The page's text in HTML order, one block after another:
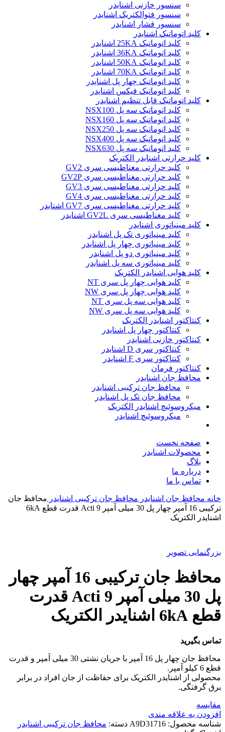
سنسور خازنی اشنایدر
سنسور فتوالکتریک اشنایدر
سنسور فشار اشنایدر
کلید اتوماتیک اشنایدر
کلید اتوماتیک 25KA اشنایدر
کلید اتوماتیک 36KA اشنایدر
کلید اتوماتیک 50KA اشنایدر
کلید اتوماتیک 70KA اشنایدر
کلید اتوماتیک چهار پل اشنایدر
کلید اتوماتیک فیکس اشنایدر
کلید اتوماتیک قابل تنظیم اشنایدر
کلید اتوماتیک سه پل NSX100
کلید اتوماتیک سه پل NSX160
کلید اتوماتیک سه پل NSX250
کلید اتوماتیک سه پل NSX400
کلید اتوماتیک سه پل NSX630
کلید حرارتی اشنایدر الکتریک
کليد حرارتی مغناطيسی سری GV2
کليد حرارتی مغناطيسی سری GV2P
کليد حرارتی مغناطيسی سری GV3
کليد حرارتی مغناطيسی سری GV4
کليد حرارتی مغناطيسی سری GV7 اشنایدر
کليد مغناطيسی سری GV2L اشنایدر
کلید مينياتوری اشنایدر
کلید مینیاتوری تک پل اشنایدر
کلید مینیاتوری چهار پل اشنایدر
کلید مینیاتوری دو پل اشنایدر
کلید مینیاتوری سه پل اشنایدر
کلید هوایی اشنایدر الکتریک
کلید هوایی چهار پل سری NT
کلید هوایی چهار پل سری NW
کلید هوایی سه پل سری NT
کلید هوایی سه پل سری NW
کنتاکتور اشنایدر الکتریک
کنتاکتور چهار پل اشنایدر
کنتاکتور خازنی اشنایدر
کنتاکتور سری D اشنایدر
کنتاکتور سری F اشنایدر
کنتاکتور فرمان
محافظ جان اشنایدر
محافظ جان ترکیبی اشنایدر
محافظ جان تک پل اشنایدر
میکروسوئیچ اشنایدر الکتریک
میکروسوئیچ اشنایدر
صفحه نخست
محصولات اشنایدر
بلاگ
درباره ما
تماس با ما
خانه محافظ جان اشنایدر محافظ جان ترکیبی اشنایدر محافظ جان
ترکیبی 16 آمپر چهار پل 30 میلی آمپر Acti 9 قدرت قطع 6kA
اشنایدر الکتریک
بزرگنمایی تصویر
محافظ جان ترکیبی 16 آمپر چهار
پل 30 میلی آمپر Acti 9 قدرت
قطع 6kA اشنایدر الکتریک
تماس بگیرید
محافظ جان چهار پل 16 آمپر با جریان نشتی 30 میلی آمپر و قدرت
قطع 6 کیلو آمپر.
محصولی از اشنایدر الکتریک برای حفاظت از جان افراد در برابر
برق گرفتگی.
مقایسه
افزودن به علاقه مندی
شناسه محصول: A9D31716 دسته: محافظ جان ترکیبی اشنایدر